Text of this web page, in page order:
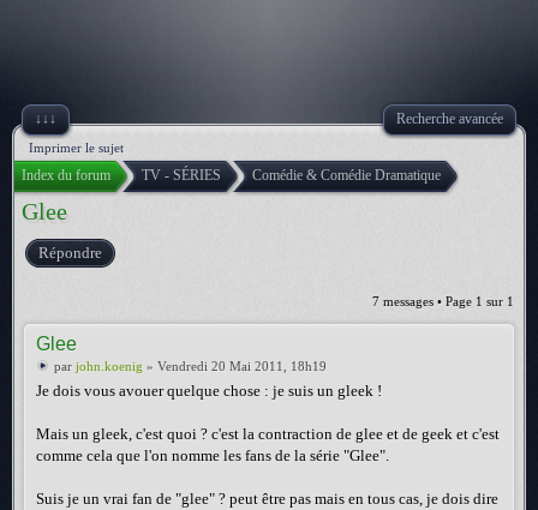
↓↓↓ Recherche avancée
Imprimer le sujet
Index du forum TV - SÉRIES Comédie & Comédie Dramatique
Glee
Répondre
7 messages • Page 1 sur 1
Glee
par john.koenig » Vendredi 20 Mai 2011, 18h19
Je dois vous avouer quelque chose : je suis un gleek !
Mais un gleek, c'est quoi ? c'est la contraction de glee et de geek et c'est
comme cela que l'on nomme les fans de la série "Glee".
Suis je un vrai fan de "glee" ? peut être pas mais en tous cas, je dois dire